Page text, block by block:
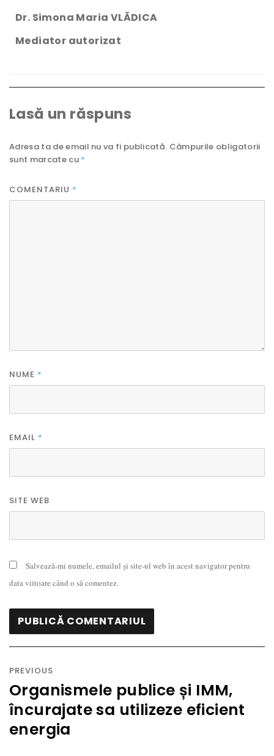
Dr. Simona Maria VLĂDICA
Mediator autorizat
Lasă un răspuns
Adresa ta de email nu va fi publicată. Câmpurile obligatorii
sunt marcate cu *
COMENTARIU *
NUME *
EMAIL *
SITE WEB
Salvează-mi numele, emailul și site-ul web în acest navigator pentru
data viitoare când o să comentez.
în
articole
PREVIOUS
Previous
post:
Organismele publice și IMM,
încurajate sa utilizeze eficient
energia